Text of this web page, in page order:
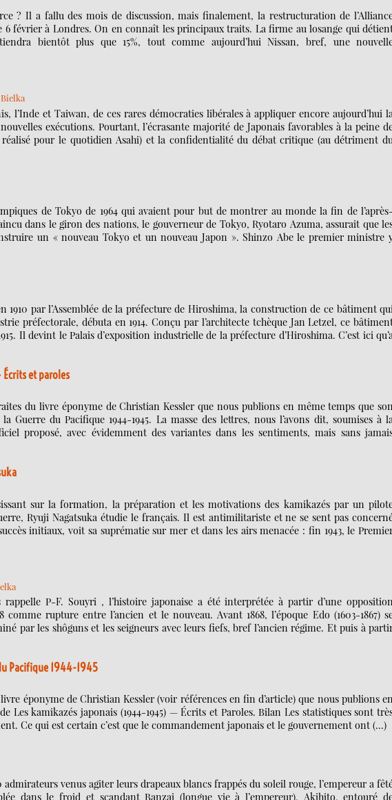
? Il a fallu des mois de discussion, mais finalement, la restructuration de
6 février à Londres. On en connaît les principaux traits. La firme au losange qui
bientôt plus que 15%, tout comme aujourd’hui Nissan, bref, une
l’Inde et Taiwan, de ces rares démocraties libérales à appliquer encore aujourd’hui la
exécutions. Pourtant, l’écrasante majorité de Japonais favorables à la peine
réalisé pour le quotidien Asahi) et la confidentialité du débat critique (au détriment du
de Tokyo de 1964 qui avaient pour but de montrer au monde la fin de
dans le giron des nations, le gouverneur de Tokyo, Ryotaro Azuma, assurait que
un « nouveau Tokyo et un nouveau Japon ». Shinzo Abe le premier ministre
par l’Assemblée de la préfecture de Hiroshima, la construction de ce bâtiment qui
préfectorale, débuta en 1914. Conçu par l’architecte tchèque Jan Letzel, ce
Il devint le Palais d’exposition industrielle de la préfecture d’Hiroshima. C’est ici qu’a
et paroles
du livre éponyme de Christian Kessler que nous publions en même temps que son
Guerre du Pacifique 1944-1945. La masse des lettres, nous l’avons dit, soumises à
proposé, avec évidemment des variantes dans les sentiments, mais sans
sur la formation, la préparation et les motivations des kamikazés par un
Ryuji Nagatsuka étudie le français. Il est antimilitariste et ne se sent pas
initiaux, voit sa suprématie sur mer et dans les airs menacée : fin 1943, le
P-F. Souyri , l’histoire japonaise a été interprétée à partir d’une opposition
comme rupture entre l’ancien et le nouveau. Avant 1868, l’époque Edo (1603-1867)
par les shôguns et les seigneurs avec leurs fiefs, bref l’ancien régime. Et puis à
Pacifique 1944-1945
éponyme de Christian Kessler (voir références en fin d’article) que nous publions en
Les kamikazés japonais (1944-1945) — Écrits et Paroles. Bilan Les statistiques sont
Ce qui est certain c’est que le commandement japonais et le gouvernement ont (…)
venus agiter leurs drapeaux blancs frappés du soleil rouge, l’empereur a
dans le froid et scandant Banzai (longue vie à l’empereur), Akihito, entouré